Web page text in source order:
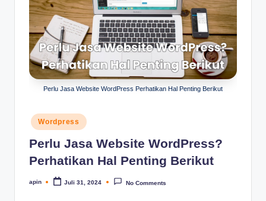
Perlu Jasa Website WordPress Perhatikan Hal Penting Berikut
Posted
in
Wordpress
Perlu Jasa Website WordPress?
Perhatikan Hal Penting Berikut
Posted
apin Juli 31, 2024 No Comments